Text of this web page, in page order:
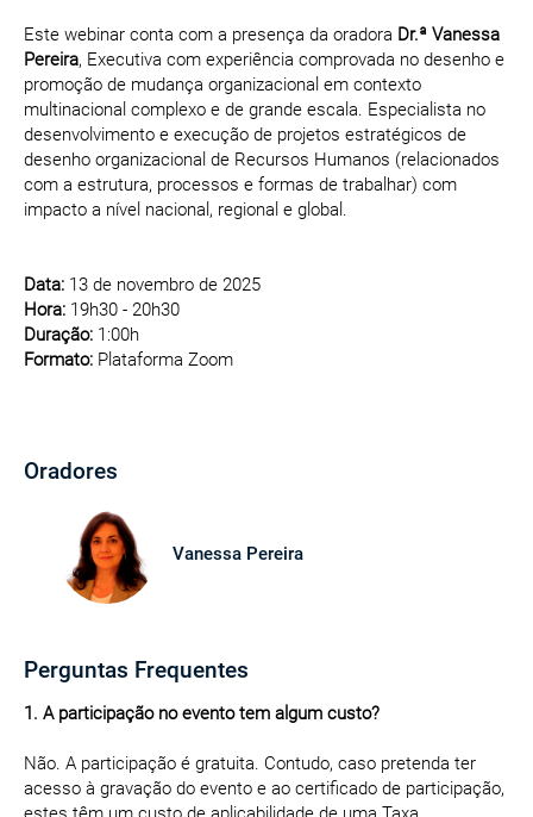
Este webinar conta com a presença da oradora Dr.ª Vanessa
Pereira, Executiva com experiência comprovada no desenho e
promoção de mudança organizacional em contexto
multinacional complexo e de grande escala. Especialista no
desenvolvimento e execução de projetos estratégicos de
desenho organizacional de Recursos Humanos (relacionados
com a estrutura, processos e formas de trabalhar) com
impacto a nível nacional, regional e global.
Data: 13 de novembro de 2025
Hora: 19h30 - 20h30
Duração: 1:00h
Formato: Plataforma Zoom
Oradores
Vanessa Pereira
Perguntas Frequentes
1. A participação no evento tem algum custo?
Não. A participação é gratuita. Contudo, caso pretenda ter
acesso à gravação do evento e ao certificado de participação,